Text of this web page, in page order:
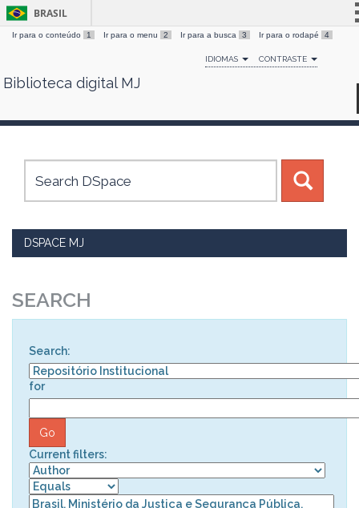
Skip
BRASIL
Simplifique!
Comunica BR
Canais
Ir para o conteúdo 1 Ir para o menu 2 Ir para a busca 3 Ir para o rodapé 4
IDIOMAS CONTRASTE
Biblioteca digital MJ
DSPACE MJ
SEARCH
Search:
for
Current filters: